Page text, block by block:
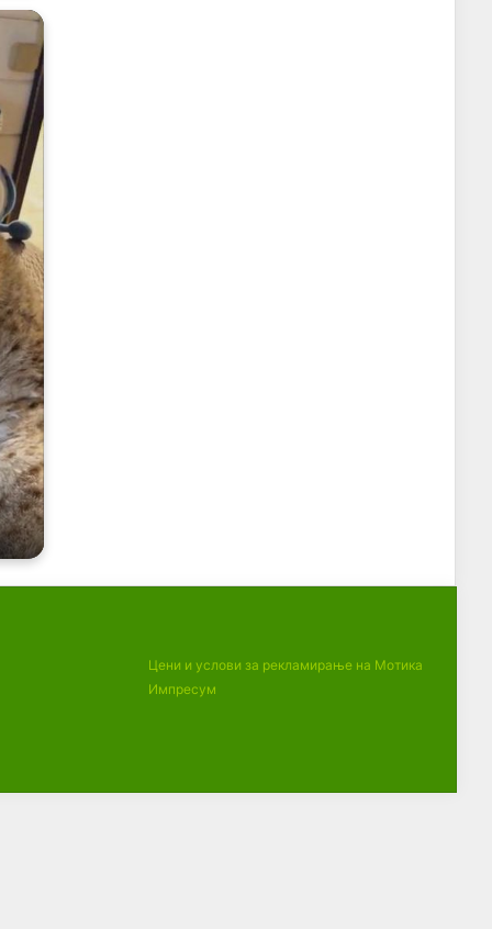
Цени и услови за рекламирање на Мотика
Импресум